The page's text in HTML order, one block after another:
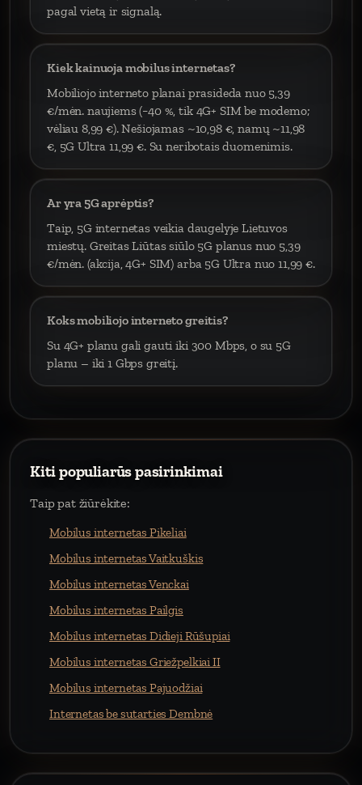
pagal vietą ir signalą.
Kiek kainuoja mobilus internetas?
Mobiliojo interneto planai prasideda nuo 5,39
€/mėn. naujiems (−40 %, tik 4G+ SIM be modemo;
vėliau 8,99 €). Nešiojamas ~10,98 €, namų ~11,98
€, 5G Ultra 11,99 €. Su neribotais duomenimis.
Ar yra 5G aprėptis?
Taip, 5G internetas veikia daugelyje Lietuvos
miestų. Greitas Liūtas siūlo 5G planus nuo 5,39
€/mėn. (akcija, 4G+ SIM) arba 5G Ultra nuo 11,99 €.
Koks mobiliojo interneto greitis?
Su 4G+ planu gali gauti iki 300 Mbps, o su 5G
planu – iki 1 Gbps greitį.
Kiti populiarūs pasirinkimai
Taip pat žiūrėkite:
Mobilus internetas Pikeliai
Mobilus internetas Vaitkuškis
Mobilus internetas Venckai
Mobilus internetas Pailgis
Mobilus internetas Didieji Rūšupiai
Mobilus internetas Griežpelkiai II
Mobilus internetas Pajuodžiai
Internetas be sutarties Dembnė